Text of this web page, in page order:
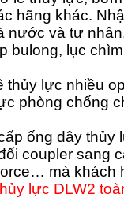
hãng khác.
nước và tư
bulong, lục
thủy lực nhiều
phòng chống
ống dây
coupler sang
mà khách
lực DLW2